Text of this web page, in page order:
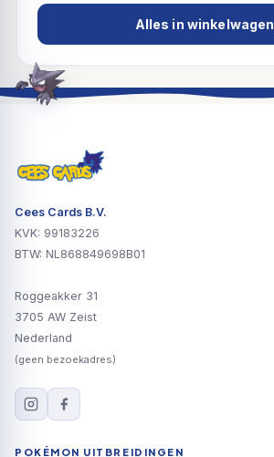
Alles in winkelwagen
Cees Cards B.V.
KVK: 99183226
BTW: NL868849698B01
Roggeakker 31
3705 AW Zeist
Nederland
(geen bezoekadres)
POKÉMON UITBREIDINGEN